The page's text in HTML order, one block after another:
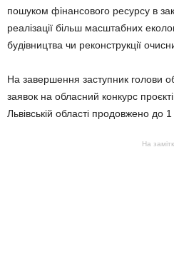
пошуком фінансового ресурсу в
реалізації більш масштабних
будівництва чи реконструкції
На завершення заступник голови
заявок на обласний конкурс
Львівській області продовжено до
На